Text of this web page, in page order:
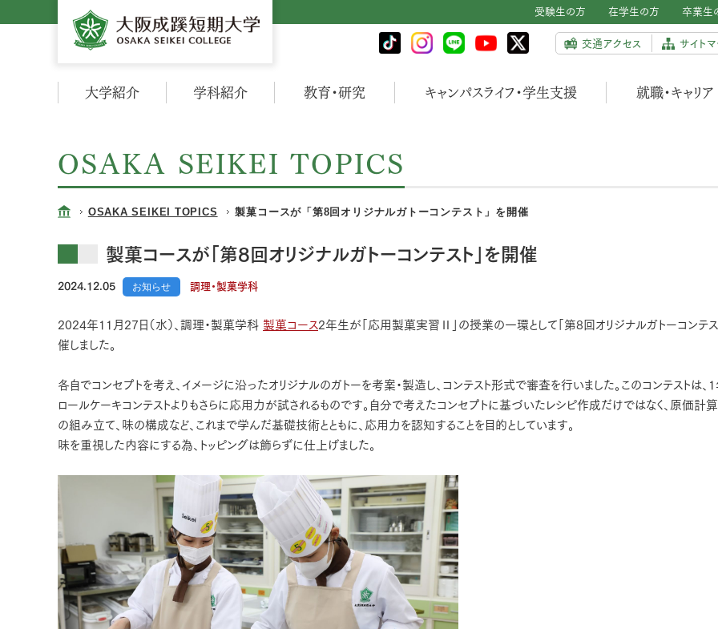
受験生の方 在学生の方 卒業生
大学紹介 学科紹介 教育・研究 キャンパスライフ・学生支援 就職・キャリア
交通アクセス サイトマ
OSAKA SEIKEI TOPICS
OSAKA SEIKEI TOPICS 製菓コースが「第8回オリジナルガトーコンテスト」を開催
製菓コースが「第8回オリジナルガトーコンテスト」を開催
2024.12.05 お知らせ 調理・製菓学科
2024年11月27日（水）、調理・製菓学科 製菓コース2年生が「応用製菓実習Ⅱ」の授業の一環として「第8回オリジナルガトーコンテス
催しました。
各自でコンセプトを考え、イメージに沿ったオリジナルのガトーを考案・製造し、コンテスト形式で審査を行いました。このコンテストは、
ロールケーキコンテストよりもさらに応用力が試されるものです。自分で考えたコンセプトに基づいたレシピ作成だけではなく、原価計
の組み立て、味の構成など、これまで学んだ基礎技術とともに、応用力を認知することを目的としています。
味を重視した内容にする為、トッピングは飾らずに仕上げました。